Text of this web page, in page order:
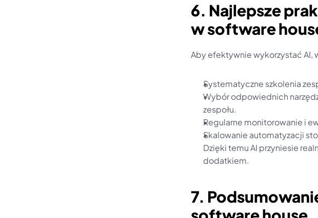
6. Najlepsze
w software
Aby efektywnie wykorzystać AI,
Systematyczne szkolenia
Wybór odpowiednich
zespołu.
Regularne monitorowanie i
Skalowanie automatyzacji
Dzięki temu AI przyniesie
dodatkiem.
7.